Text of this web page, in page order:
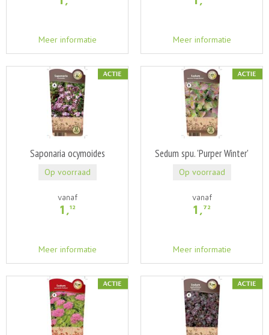
Meer informatie Meer informatie
Saponaria ocymoides
vanaf
1 ,12
Meer informatie
Op voorraad
Sedum spu. 'Purper Winter'
vanaf
1 ,72
Meer informatie
Op voorraad